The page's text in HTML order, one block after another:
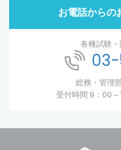
お電話からの
各種試験
総務・管理
受付時間 9：00～